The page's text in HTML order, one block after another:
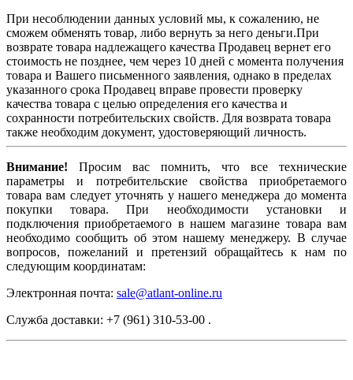
При несоблюдении данных условий мы, к сожалению, не
сможем обменять товар, либо вернуть за него деньги.При
возврате товара надлежащего качества Продавец вернет его
стоимость не позднее, чем через 10 дней с момента получения
товара и Вашего письменного заявления, однако в пределах
указанного срока Продавец вправе провести проверку
качества товара с целью определения его качества и
сохранности потребительских свойств. Для возврата товара
также необходим документ, удостоверяющий личность.
Внимание! Просим вас помнить, что все технические
параметры и потребительские свойства приобретаемого
товара вам следует уточнять у нашего менеджера до момента
покупки товара. При необходимости установки и
подключения приобретаемого в нашем магазине товара вам
необходимо сообщить об этом нашему менеджеру. В случае
вопросов, пожеланий и претензий обращайтесь к нам по
следующим координатам:
Электронная почта: sale@atlant-online.ru
Служба доставки: +7 (961) 310-53-00 .